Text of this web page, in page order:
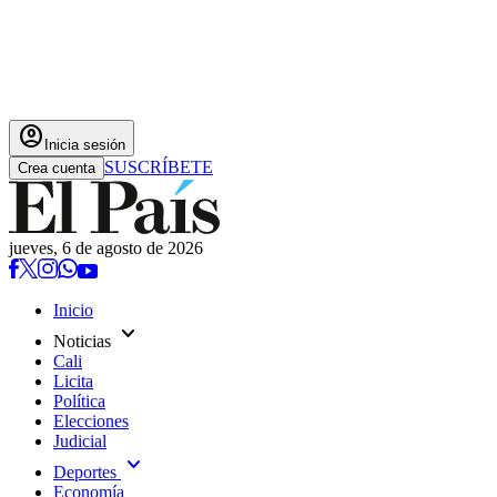
account_circle Inicia sesión
Crea cuenta SUSCRÍBETE
jueves, 6 de agosto de 2026
Inicio
Noticias expand_more
Cali
Licita
Política
Elecciones
Judicial
Deportes expand_more
Economía